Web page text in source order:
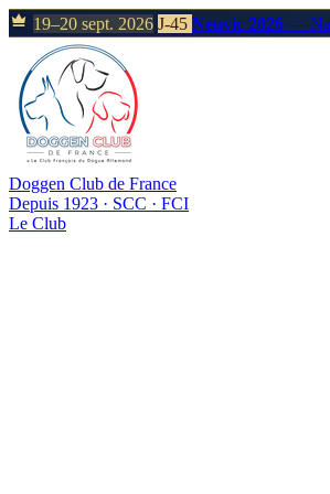
19–20 sept. 2026 J-45 Neuvic 2026 —
Doggen Club de France
Depuis 1923 · SCC · FCI
Le Club